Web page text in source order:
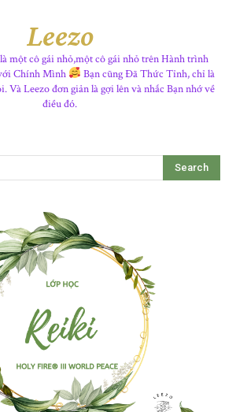
Leezo
một cô gái nhỏ,một cô gái nhỏ trên Hành trình
Chính Mình
Bạn cũng Đã Thức Tỉnh, chỉ là
Và Leezo đơn giản là gợi lên và nhắc Bạn nhớ về
điều đó.
Search